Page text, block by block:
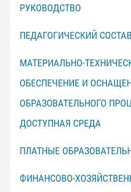
РУКОВОДСТВО
ПЕДАГОГИЧЕСКИЙ СОСТАВ
МАТЕРИАЛЬНО-
ОБЕСПЕЧЕНИЕ И
ОБРАЗОВАТЕЛЬНОГО
ДОСТУПНАЯ СРЕДА
ПЛАТНЫЕ
ФИНАНСОВО-